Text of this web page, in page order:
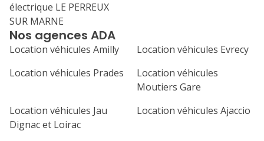
Nos agences ADA
Location véhicules Amilly
Location véhicules Evrecy
Location véhicules Prades
Location véhicules
Moutiers Gare
Location véhicules Jau
Dignac et Loirac
Location véhicules Ajaccio
électrique LE PERREUX
SUR MARNE